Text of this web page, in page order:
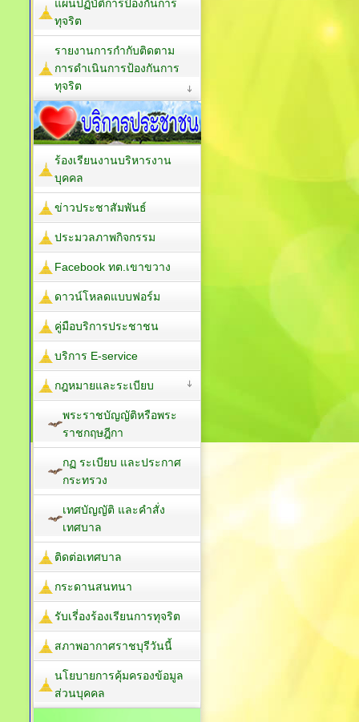
แผนปฏิบัติการป้องกันการ
ทุจริต
รายงานการกำกับติดตาม
การดำเนินการป้องกันการ
ทุจริต
ร้องเรียนงานบริหารงาน
บุคคล
ข่าวประชาสัมพันธ์
ประมวลภาพกิจกรรม
Facebook ทต.เขาขวาง
ดาวน์โหลดแบบฟอร์ม
คู่มือบริการประชาชน
บริการ E-service
กฎหมายและระเบียบ
พระราชบัญญัติหรือพระ
ราชกฤษฎีกา
กฏ ระเบียบ และประกาศ
กระทรวง
เทศบัญญัติ และคำสั่ง
เทศบาล
ติดต่อเทศบาล
กระดานสนทนา
รับเรี่องร้องเรียนการทุจริต
สภาพอากาศราชบุรีวันนี้
นโยบายการคุ้มครองข้อมูล
ส่วนบุคคล